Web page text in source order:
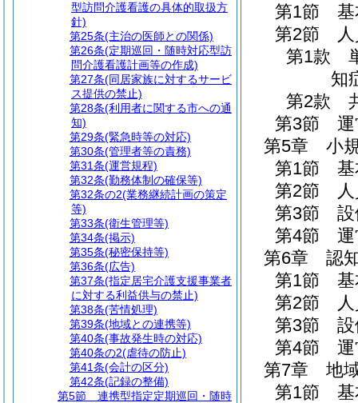
第1節
第2節
第1款
知
第2款
第3節
第5章
小
第1節
第2節
第3節
第4節
第6章
認
第1節
第2節
第3節
第4節
第7章
地
第1節
型訪問介護看護の具体的取扱方
針)
第25条(主治の医師との関係)
第26条(定期巡回・随時対応型訪
問介護看護計画等の作成)
第27条(同居家族に対するサービ
ス提供の禁止)
第28条(利用者に関する市への通
知)
第29条(緊急時等の対応)
第30条(管理者等の責務)
第31条(運営規程)
第32条(勤務体制の確保等)
第32条の2(業務継続計画の策定
等)
第33条(衛生管理等)
第34条(掲示)
第35条(秘密保持等)
第36条(広告)
第37条(指定居宅介護支援事業者
に対する利益供与の禁止)
第38条(苦情処理)
第39条(地域との連携等)
第40条(事故発生時の対応)
第40条の2(虐待の防止)
第41条(会計の区分)
第42条(記録の整備)
第5節
連携型指定定期巡回・随時